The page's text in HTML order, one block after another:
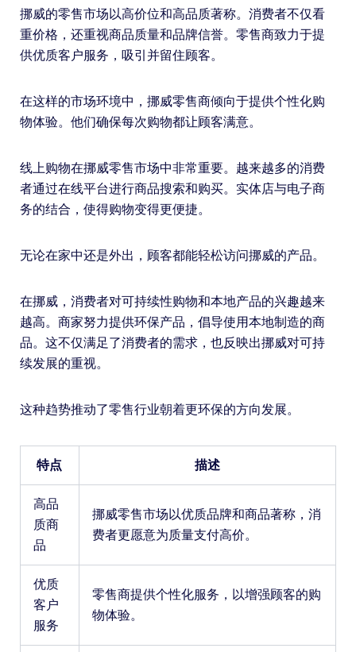
挪威的零售市场以高价位和高品质著称。消费者不仅看
重价格，还重视商品质量和品牌信誉。零售商致力于提
供优质客户服务，吸引并留住顾客。
在这样的市场环境中，挪威零售商倾向于提供个性化购
物体验。他们确保每次购物都让顾客满意。
线上购物在挪威零售市场中非常重要。越来越多的消费
者通过在线平台进行商品搜索和购买。实体店与电子商
务的结合，使得购物变得更便捷。
无论在家中还是外出，顾客都能轻松访问挪威的产品。
在挪威，消费者对可持续性购物和本地产品的兴趣越来
越高。商家努力提供环保产品，倡导使用本地制造的商
品。这不仅满足了消费者的需求，也反映出挪威对可持
续发展的重视。
这种趋势推动了零售行业朝着更环保的方向发展。
特点 描述
高品
质商
品
挪威零售市场以优质品牌和商品著称，消
费者更愿意为质量支付高价。
优质
客户
服务
零售商提供个性化服务，以增强顾客的购
物体验。